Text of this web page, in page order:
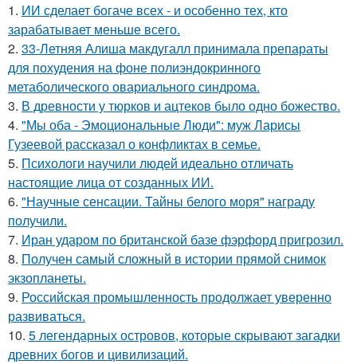
1. ИИ сделает богаче всех - и особенно тех, кто
зарабатывает меньше всего.
2. 33-Летняя Алиша макдугалл принимала препараты
для похудения на фоне полиэндокринного
метаболического овариального синдрома.
3. В древности у тюрков и ацтеков было одно божество.
4. "Мы оба - Эмоциональные Люди": муж Ларисы
Гузеевой рассказал о конфликтах в семье.
5. Психологи научили людей идеально отличать
настоящие лица от созданных ИИ.
6. "Научные сенсации. Тайны белого моря" награду
получили.
7. Иран ударом по британской базе фэрфорд пригрозил.
8. Получен самый сложный в истории прямой снимок
экзопланеты.
9. Российская промышленность продолжает уверенно
развиваться.
10. 5 легендарных островов, которые скрывают загадки
древних богов и цивилизаций.